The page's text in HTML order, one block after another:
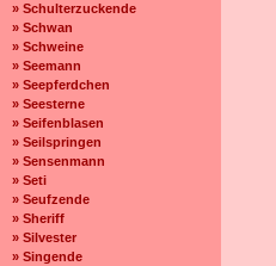
» Schulterzuckende
» Schwan
» Schweine
» Seemann
» Seepferdchen
» Seesterne
» Seifenblasen
» Seilspringen
» Sensenmann
» Seti
» Seufzende
» Sheriff
» Silvester
» Singende